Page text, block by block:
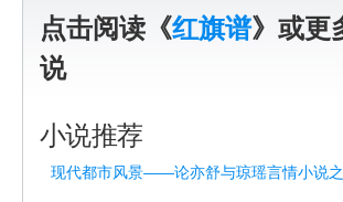
点击阅读《红旗谱》或更
说
小说推荐
现代都市风景——论亦舒与琼瑶言情小说之